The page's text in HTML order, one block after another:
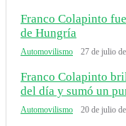
Franco Colapinto
de Hungría
Automovilismo 27 de julio
Franco Colapinto
del día y sumó un
Automovilismo 20 de julio